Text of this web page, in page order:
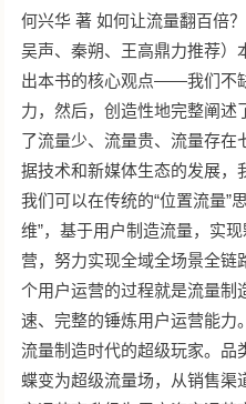
何兴华 著 如何让流量翻百倍
吴声、秦朔、王高鼎力推荐）
出本书的核心观点——我们不
力，然后，创造性地完整阐述
了流量少、流量贵、流量存在
据技术和新媒体生态的发展，
我们可以在传统的“位置流量”
维”，基于用户制造流量，实
营，努力实现全域全场景全链
个用户运营的过程就是流量制
速、完整的锤炼用户运营能力
流量制造时代的超级玩家。品
蝶变为超级流量场，从销售渠